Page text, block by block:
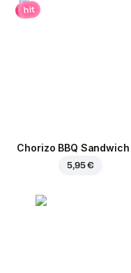
hit
Chorizo BBQ Sandwich
5,95 €